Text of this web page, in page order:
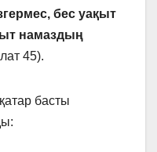
бес уақыт
намаздың
45).
басты